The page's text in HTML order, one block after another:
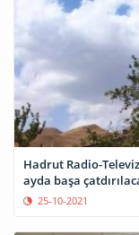
Hadrut Radio-
ayda başa
25-10-2021